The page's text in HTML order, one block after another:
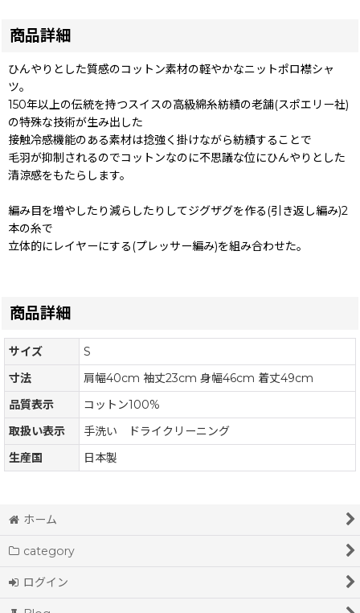
商品詳細
ひんやりとした質感のコットン素材の軽やかなニットポロ襟シャ
ツ。
150年以上の伝統を持つスイスの高級綿糸紡績の老舗(スポエリー社)
の特殊な技術が生み出した
接触冷感機能のある素材は捻強く掛けながら紡績することで
毛羽が抑制されるのでコットンなのに不思議な位にひんやりとした
清涼感をもたらします。
編み目を増やしたり減らしたりしてジグザグを作る(引き返し編み)2
本の糸で
立体的にレイヤーにする(プレッサー編み)を組み合わせた。
商品詳細
サイズ
S
寸法
肩幅40cm 袖丈23cm 身幅46cm 着丈49cm
品質表示
コットン100%
取扱い表示
手洗い ドライクリーニング
生産国
日本製
ホーム
category
ログイン